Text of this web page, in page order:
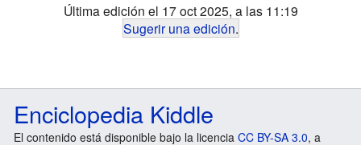
Última edición el 17 oct 2025, a las 11:19
Sugerir una edición.
Enciclopedia Kiddle
El contenido está disponible bajo la licencia CC BY-SA 3.0, a